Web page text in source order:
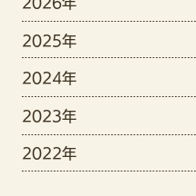
8月(1)
6月(2)
5月(3)
4月(3)
2025年
12月(1)
11月(1)
10月(2)
2024年
9月(1)
8月(4)
2023年
12月(15)
2022年